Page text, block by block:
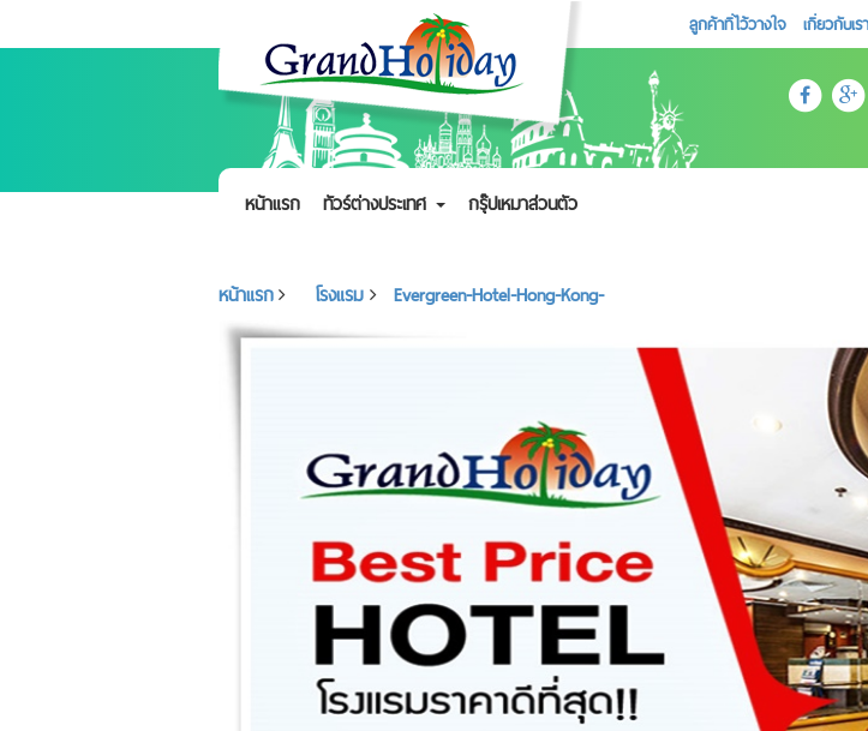
ลูกค้าที่ไว้วางใจ เกี่ยวกับเรา
หน้าแรก ทัวร์ต่างประเทศ กรุ๊ปเหมาส่วนตัว
หน้าแรก โรงแรม Evergreen-Hotel-Hong-Kong-